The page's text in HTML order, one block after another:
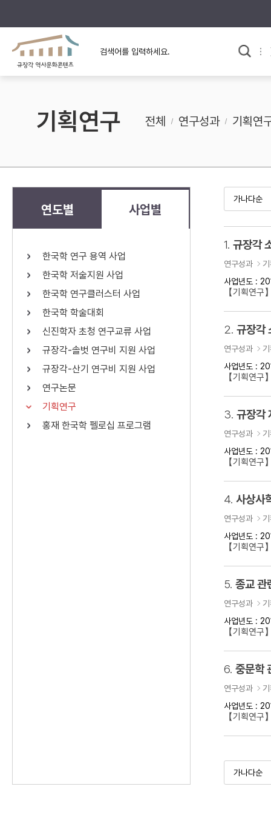
규장각의 어제와 오늘
규장각 소개영상
사료와 문학으로 본
고대
조선 후기
근대
검색 연산자 사용안내
연산자
AND
OR 정조 OR 정약용 “정조” 또는 “
료를 검색
기획연구 전체 연구성과 기획연
연도별 사업별
한국학 연구 용역 사업
한국학 저술지원 사업
한국학 연구클러스터 사업
한국학 학술대회
신진학자 초청 연구교류 사업
규장각-솔벗 연구비 지원 사업
규장각-산기 연구비 지원 사업
연구논문
기획연구
홍재 한국학 펠로십 프로그램
1. 규장각
연구성과
사업년도 :
【기획
2. 규장각
연구성과
사업년도 :
【기획
3. 규장각
연구성과
사업년도 :
【기획연
4. 사상사
연구성과
사업년도 :
【기획연
5. 종교 관
연구성과
사업년도 :
【기획연
6. 중문학
연구성과
사업년도 :
【기획